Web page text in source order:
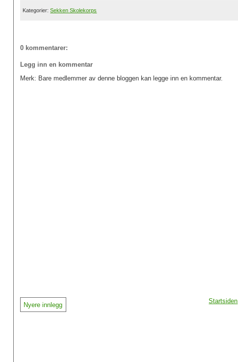
Kategorier:Sekken Skolekorps
0 kommentarer:
Legg inn en kommentar
Merk: Bare medlemmer av denne bloggen kan legge inn en kommentar.
Nyere innlegg Startsiden